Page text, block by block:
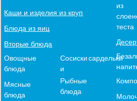
Каши и изделия из круп
Блюда из яиц
Вторые блюда
Овощные
блюда
Мясные
блюда
Сосиски
и
сардельки
Рыбные
блюда
из
теста